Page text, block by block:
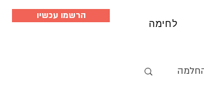
הרשמו עכשיו
לחימה